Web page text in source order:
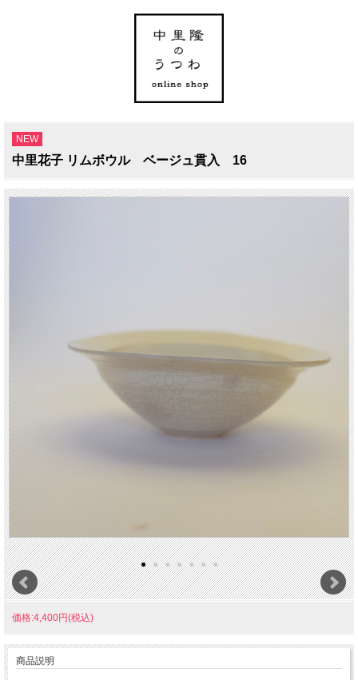
NEW
中里花子 リムボウル ベージュ貫入 16
価格:4,400円(税込)
商品説明